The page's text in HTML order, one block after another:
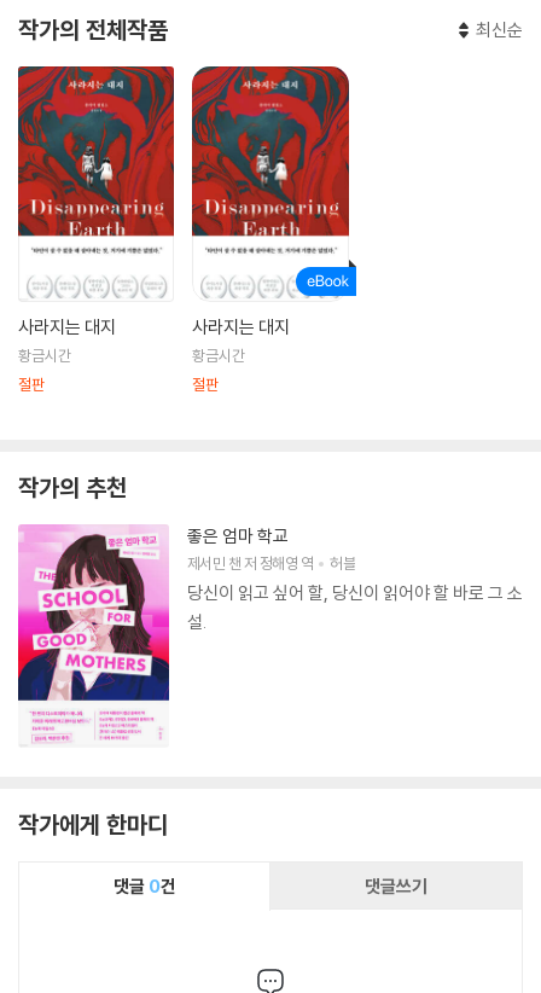
작가의 전체작품 최신순
사라지는 대지
황금시간
절판
사라지는 대지
황금시간
절판
작가의 추천
좋은 엄마 학교
제서민 챈저 정해영 역 허블
당신이 읽고 싶어 할, 당신이 읽어야 할 바로 그 소
설.
작가에게 한마디
댓글 0건 댓글쓰기